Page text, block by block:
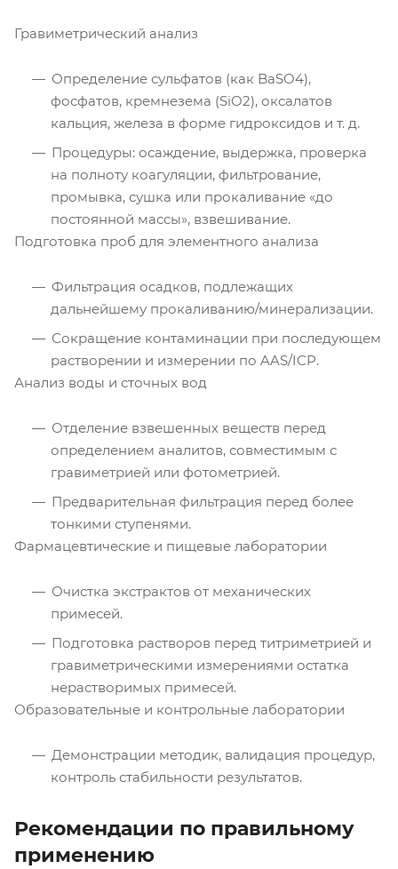
Гравиметрический анализ
Определение сульфатов (как BaSO4),
фосфатов, кремнезема (SiO2), оксалатов
кальция, железа в форме гидроксидов и т. д.
Процедуры: осаждение, выдержка, проверка
на полноту коагуляции, фильтрование,
промывка, сушка или прокаливание «до
постоянной массы», взвешивание.
Подготовка проб для элементного анализа
Фильтрация осадков, подлежащих
дальнейшему прокаливанию/минерализации.
Сокращение контаминации при последующем
растворении и измерении по AAS/ICP.
Анализ воды и сточных вод
Отделение взвешенных веществ перед
определением аналитов, совместимым с
гравиметрией или фотометрией.
Предварительная фильтрация перед более
тонкими ступенями.
Фармацевтические и пищевые лаборатории
Очистка экстрактов от механических
примесей.
Подготовка растворов перед титриметрией и
гравиметрическими измерениями остатка
нерастворимых примесей.
Образовательные и контрольные лаборатории
Демонстрации методик, валидация процедур,
контроль стабильности результатов.
Рекомендации по правильному
применению